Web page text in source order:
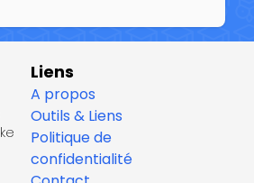
Liens
A propos
Outils & Liens
Politique de
confidentialité